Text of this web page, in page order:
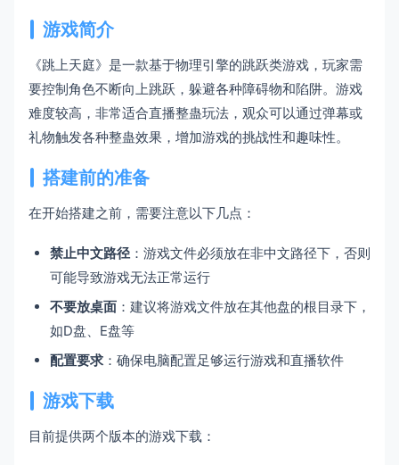
游戏简介
《跳上天庭》是一款基于物理引擎的跳跃类游戏，玩家需
要控制角色不断向上跳跃，躲避各种障碍物和陷阱。游戏
难度较高，非常适合直播整蛊玩法，观众可以通过弹幕或
礼物触发各种整蛊效果，增加游戏的挑战性和趣味性。
搭建前的准备
在开始搭建之前，需要注意以下几点：
禁止中文路径：游戏文件必须放在非中文路径下，否则
可能导致游戏无法正常运行
不要放桌面 ：建议将游戏文件放在其他盘的根目录下，
如D盘、E盘等
配置要求 ：确保电脑配置足够运行游戏和直播软件
游戏下载
目前提供两个版本的游戏下载：